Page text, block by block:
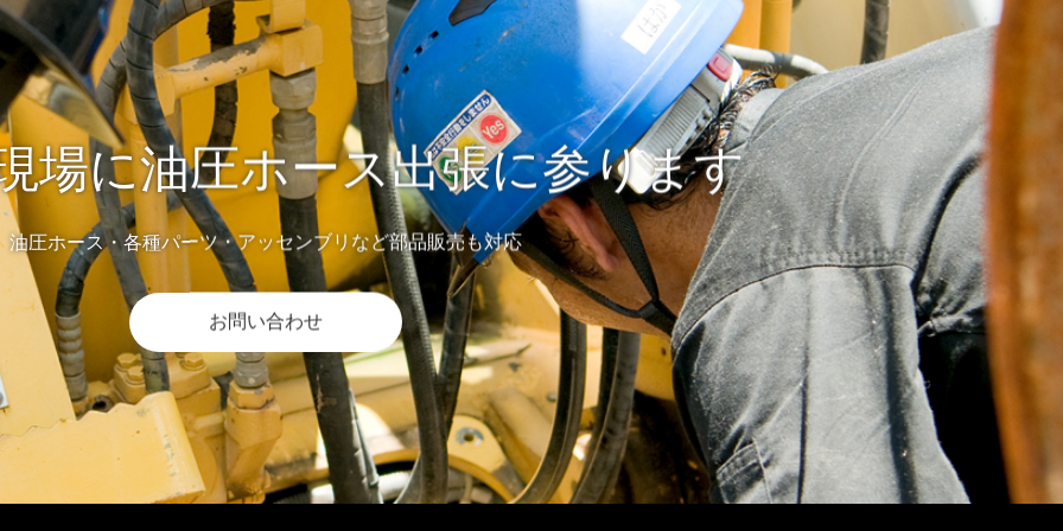
場に油圧ホース出張に参ります
油圧ホース・各種パーツ・アッセンブリなど部品販売も対応
お問い合わせ